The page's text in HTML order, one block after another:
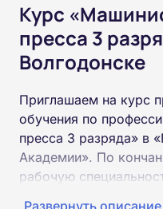
Курс
пресса 3
Волгодонске
Приглашаем на курс
обучения по
пресса 3 разряда» в
Академии». По
рабочую
Развернуть описание